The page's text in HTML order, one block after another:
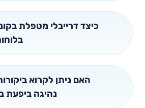
כיצד דרייבלי מטפלת
האם ניתן לקרוא
נהיגה ביפעת